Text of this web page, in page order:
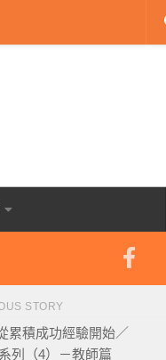
STORY
累積成功經驗開始／
列（4）－教師篇